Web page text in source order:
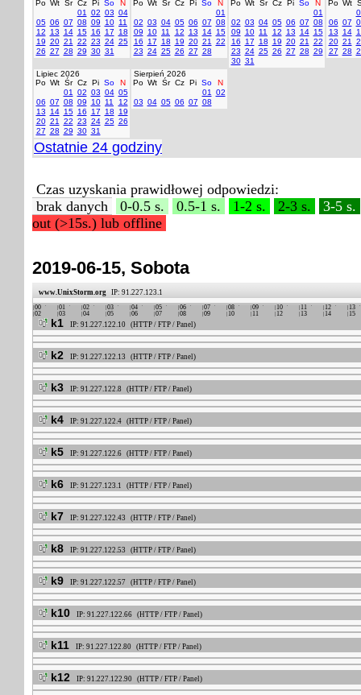
Po Wt Śr Cz Pi So
N
01
02 03 04
05 06 07 08 09 10 11
12
13 14 15 16 17
18
19 20 21 22 23 24 25
26 27 28 29 30 31
Po Wt Śr Cz Pi So
N
01
02 03 04 05 06 07 08
09
10 11 12 13 14 15
16
17 18 19 20 21
22
23 24 25 26 27 28
Po Wt Śr Cz Pi So
N
01
02 03 04 05 06 07 08
09
10 11 12 13 14 15
16
17 18 19 20 21
22
23 24 25 26 27 28 29
30 31
Po Wt
06 07
13
14
20 21
27 28
Lipiec 2026
Po Wt Śr Cz Pi So
N
01
02 03 04 05
06 07 08 09 10 11
12
13
14 15 16 17 18
19
20 21 22 23 24 25 26
27 28 29 30 31
Sierpień 2026
Po Wt Śr Cz Pi So
N
01
02
03 04 05 06 07 08
Ostatnie 24 godziny
Czas uzyskania prawidłowej odpowiedzi:
brak danych
0-0.5 s. 0.5-1 s. 1-2 s. 2-3 s.
3-5 s.
out (>15s.) lub offline
2019-06-15, Sobota
www.UnixStorm.org IP: 91.227.123.1
k1 IP: 91.227.122.10 (HTTP / FTP / Panel)
k2 IP: 91.227.122.13 (HTTP / FTP / Panel)
k3 IP: 91.227.122.8 (HTTP / FTP / Panel)
k4 IP: 91.227.122.4 (HTTP / FTP / Panel)
k5 IP: 91.227.122.6 (HTTP / FTP / Panel)
k6 IP: 91.227.123.1 (HTTP / FTP / Panel)
k7 IP: 91.227.122.43 (HTTP / FTP / Panel)
k8 IP: 91.227.122.53 (HTTP / FTP / Panel)
k9 IP: 91.227.122.57 (HTTP / FTP / Panel)
k10 IP: 91.227.122.66 (HTTP / FTP / Panel)
k11 IP: 91.227.122.80 (HTTP / FTP / Panel)
k12 IP: 91.227.122.90 (HTTP / FTP / Panel)
00 01 02 03 04 05 06 07 08 09 10 11 12
13
02
03 04 05 06 07 08 09 10 11 12 13 14 15